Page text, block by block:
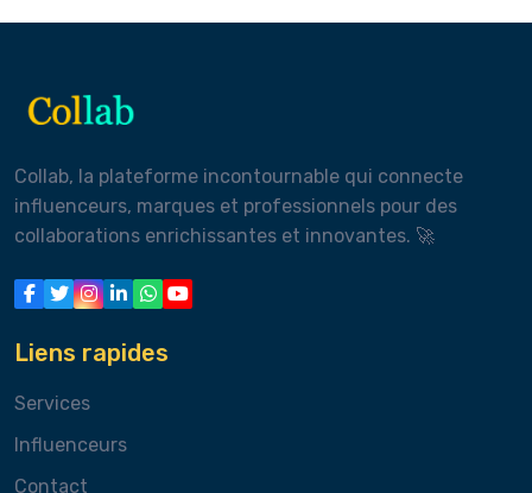
Collab, la plateforme incontournable qui connecte
influenceurs, marques et professionnels pour des
collaborations enrichissantes et innovantes. 🚀
Liens rapides
Services
Influenceurs
Contact